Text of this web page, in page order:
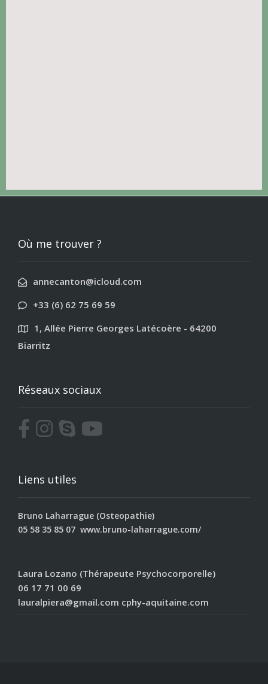
Où me trouver ?
annecanton@icloud.com
+33 (6) 62 75 69 59
1, Allée Pierre Georges Latécoère - 64200
Biarritz
Réseaux sociaux
Liens utiles
Bruno Laharrague (Osteopathie)
05 58 35 85 07 www.bruno-laharrague.com/
Laura Lozano (Thérapeute Psychocorporelle)
06 17 71 00 69
lauralpiera@gmail.com cphy-aquitaine.com